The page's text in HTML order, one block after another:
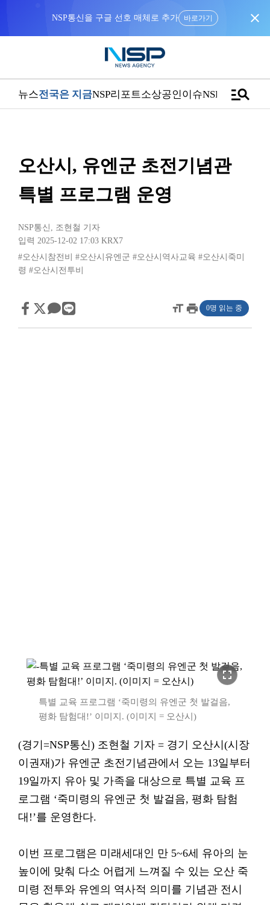
NSP통신을 구글 선호 매체로 추가 바로가기 close
뉴스전국은 지금NSP리포트소상공인이슈NSPTVmanage_search
오산시, 유엔군 초전기념관
특별 프로그램 운영
NSP통신 , 조현철 기자
입력 2025-12-02 17:03 KRX7
#오산시참전비
#오산시유엔군 #오산시역사교육 #오산시죽미
령 #오산시전투비
format_sizeprint 0명 읽는 중
fullscreen
특별 교육 프로그램 ‘죽미령의 유엔군 첫 발걸음,
평화 탐험대!’ 이미지. (이미지 = 오산시)
(경기=NSP통신) 조현철 기자 = 경기 오산시(시장
이권재)가 유엔군 초전기념관에서 오는 13일부터
19일까지 유아 및 가족을 대상으로 특별 교육 프
로그램 ‘죽미령의 유엔군 첫 발걸음, 평화 탐험
대!’를 운영한다.
이번 프로그램은 미래세대인 만 5~6세 유아의 눈
높이에 맞춰 다소 어렵게 느껴질 수 있는 오산 죽
미령 전투와 유엔의 역사적 의미를 기념관 전시